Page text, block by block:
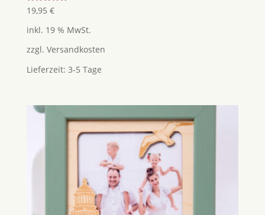
Bewertet
mit
von 5
19,95 €
inkl. 19 % MwSt.
zzgl. Versandkosten
Lieferzeit: 3-5 Tage